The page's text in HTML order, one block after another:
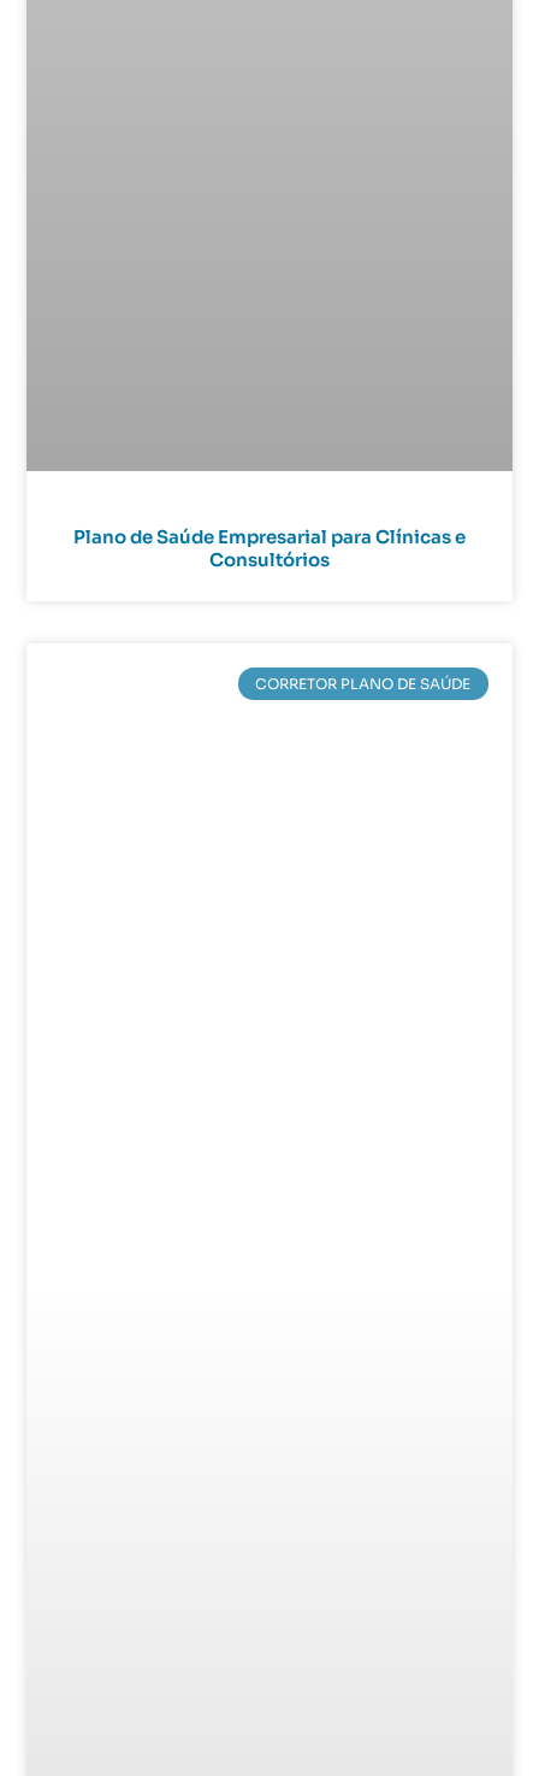
Plano de Saúde Empresarial para Clínicas e
Consultórios
CORRETOR PLANO DE SAÚDE